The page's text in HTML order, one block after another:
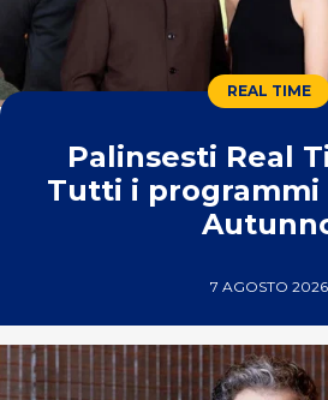
REAL TIME
Palinsesti Real
Tutti i programmi
7 AGOSTO 2026